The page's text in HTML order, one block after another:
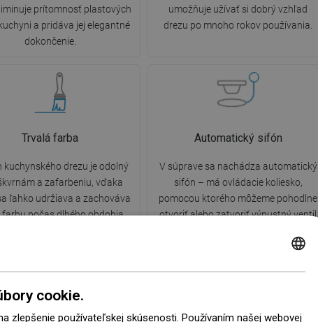
prítomnosť plastových
a pridáva jej elegantné
dokončenie.
umožňuje užívať si dobrý vzhľad
drezu po mnoho rokov používania.
Trvalá farba
kuchynského drezu je odolný
a zafarbeniu, vďaka
ľahko udržiava a zachováva
farbu počas dlhého obdobia
Automatický sifón
V súprave sa nachádza automatický
sifón – má ovládacie koliesko,
pomocou ktorého môžeme pohodlne
otvoriť alebo zatvoriť výpustný ventil
bezpečné riešenie, ktoré poskytuje
cookie.
zlepšenie používateľskej skúsenosti. Používaním našej webovej